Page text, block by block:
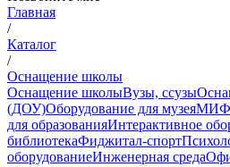
Главная
/
Каталог
/
Оснащение школы
Оснащение школыВузы, ссузы
(ДОУ)Оборудование для музеяМИФ
для образованияИнтерактивное
библиотекаФиджитал-спорт
оборудованиеИнженерная среда